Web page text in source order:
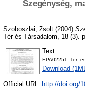
Szegénység,
Szoboszlai, Zsolt (2004)
Tér és Társadalom, 18 (3).
Text
Download
Official URL: http://doi.org/